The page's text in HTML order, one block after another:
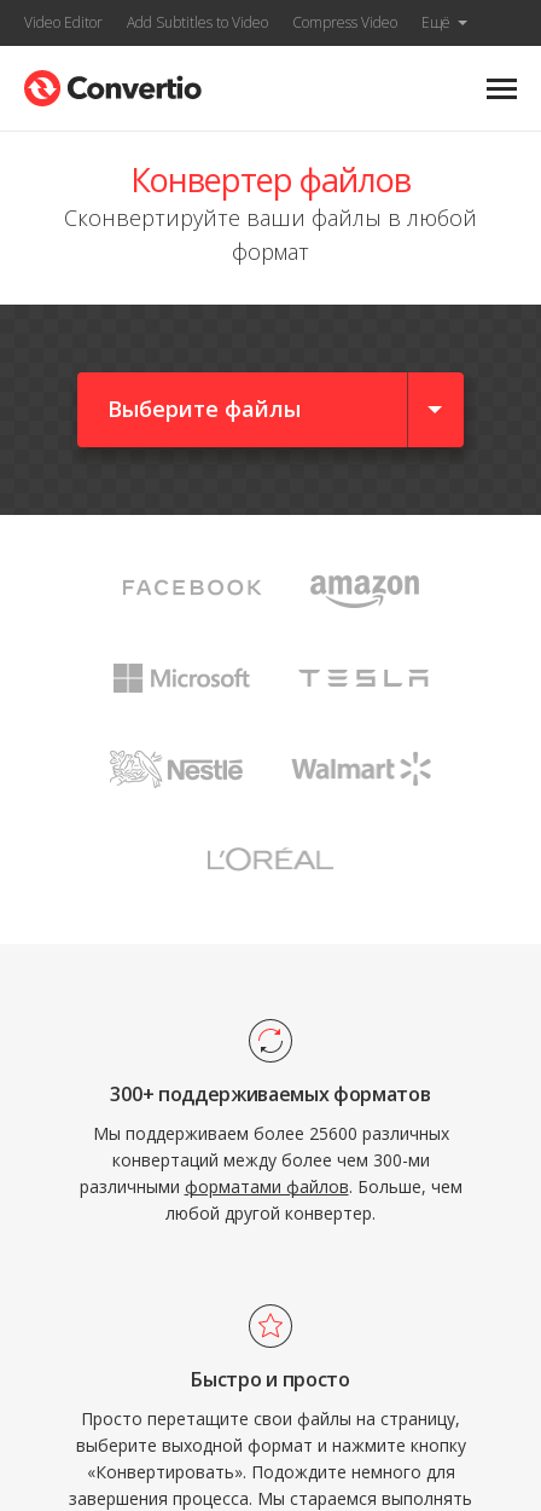
Video Editor Add Subtitles to Video Compress Video Ещё
Конвертер файлов
Сконвертируйте ваши файлы в любой
формат
Выберите файлы
300+ поддерживаемых форматов
Мы поддерживаем более 25600 различных
конвертаций между более чем 300-ми
различными форматами файлов. Больше, чем
любой другой конвертер.
Быстро и просто
Просто перетащите свои файлы на страницу,
выберите выходной формат и нажмите кнопку
«Конвертировать». Подождите немного для
завершения процесса. Мы стараемся выполнять